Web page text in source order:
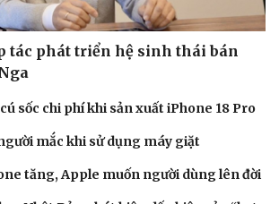
tác phát triển hệ sinh thái bán
sốc chi phí khi sản xuất iPhone 18 Pro
mắc khi sử dụng máy giặt
tăng, Apple muốn người dùng lên đời